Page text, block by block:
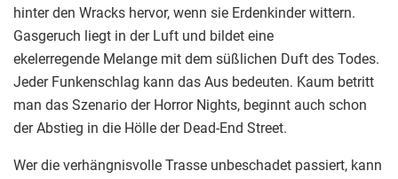
hinter den Wracks hervor, wenn sie Erdenkinder wittern.
Gasgeruch liegt in der Luft und bildet eine
ekelerregende Melange mit dem süßlichen Duft des Todes.
Jeder Funkenschlag kann das Aus bedeuten. Kaum betritt
man das Szenario der Horror Nights, beginnt auch schon
der Abstieg in die Hölle der Dead-End Street.
Wer die verhängnisvolle Trasse unbeschadet passiert, kann